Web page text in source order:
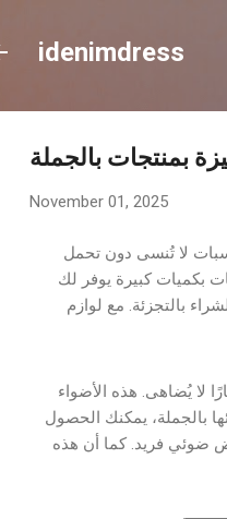
idenimdress
بمنتجات بالجملة
November 01, 2025
لا تُنسى دون تحمل
بكميات كبيرة يوفر لك
ما يصل إلى 50% من التكلفة مقارنة بالشراء بالتجزئة. مع لوازم
لا يُضاهى. هذه الأضواء
بالجملة، يمكنك الحصول
ضوئي فريد. كما أن هذه